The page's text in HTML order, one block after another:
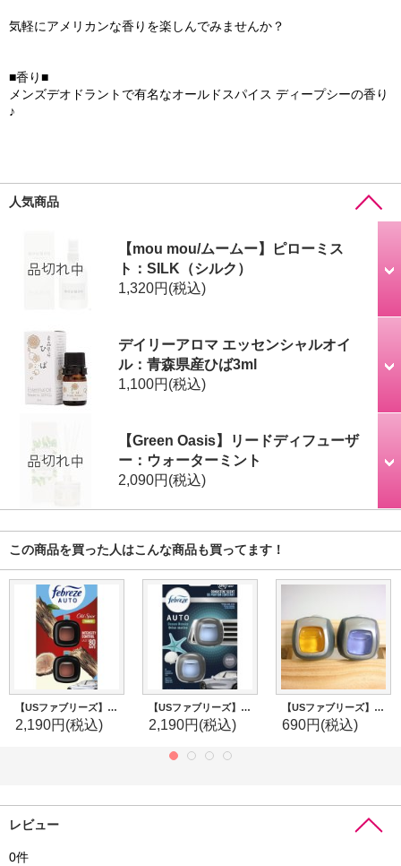
気軽にアメリカンな香りを楽しんでみませんか？
■香り■
メンズデオドラントで有名なオールドスパイス ディープシーの香り
♪
人気商品
【mou mou/ムームー】ピローミス
ト：SILK（シルク）
1,320円(税込)
デイリーアロマ エッセンシャルオイ
ル：青森県産ひば3ml
1,100円(税込)
【Green Oasis】リードディフューザ
ー：ウォーターミント
2,090円(税込)
この商品を買った人はこんな商品も買ってます！
【USファブリーズ】車用芳香剤(2個入り)：オールドスパイス Timber(ティンバー)
2,190円(税込)
【USファブリーズ】車用芳香剤(2個入り)：オーシャンブリーズ
2,190円(税込)
【USファブリーズ】お試し用(タグ・パケなし)★車用芳香剤(イージークリップ)各種
690円(税込)
レビュー
0件